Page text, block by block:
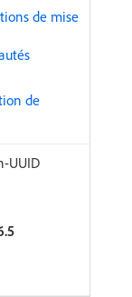
de mise
de
UUID